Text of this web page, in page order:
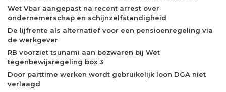
Wet Vbar aangepast na recent arrest over
ondernemerschap en schijnzelfstandigheid
De lijfrente als alternatief voor een pensioenregeling via
de werkgever
RB voorziet tsunami aan bezwaren bij Wet
tegenbewijsregeling box 3
Door parttime werken wordt gebruikelijk loon DGA niet
verlaagd